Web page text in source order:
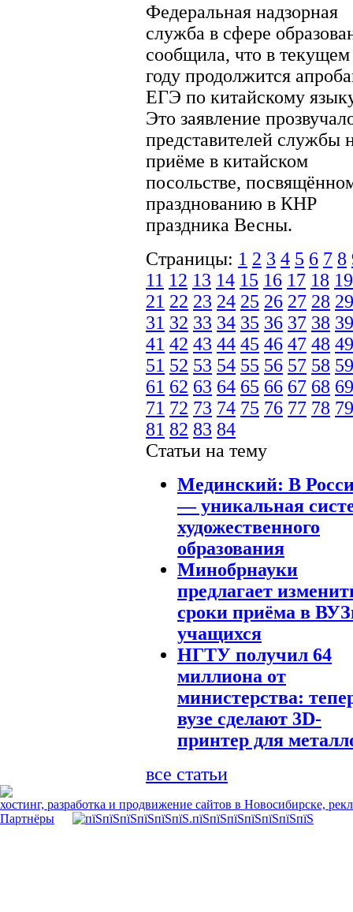
Федеральная надзорная
служба в сфере
сообщила, что в текущем
году продолжится
ЕГЭ по китайскому
Это заявление
представителей службы
приёме в китайском
посольстве,
празднованию в КНР
праздника Весны.
Страницы: 1 2 3 4 5 6 7 8
11 12 13 14 15 16 17 18 19
21 22 23 24 25 26 27 28 29
31 32 33 34 35 36 37 38 39
41 42 43 44 45 46 47 48 49
51 52 53 54 55 56 57 58 59
61 62 63 64 65 66 67 68 69
71 72 73 74 75 76 77 78 79
81 82 83 84
Статьи на тему
Мединский: В
— уникальная
художественного
образования
Минобрнауки
предлагает
сроки приёма в
учащихся
НГТУ получил 64
миллиона от
министерства:
вузе сделают 3D-
принтер для
все статьи
хостинг, разработка и продвижение сайтов в Новосибирске,
Партнёры